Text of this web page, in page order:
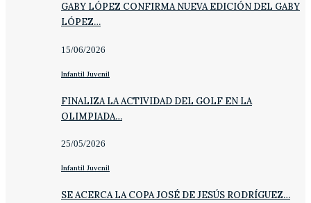
GABY LÓPEZ CONFIRMA NUEVA EDICIÓN DEL GABY
LÓPEZ…
15/06/2026
Infantil Juvenil
FINALIZA LA ACTIVIDAD DEL GOLF EN LA
OLIMPIADA…
25/05/2026
Infantil Juvenil
SE ACERCA LA COPA JOSÉ DE JESÚS RODRÍGUEZ…